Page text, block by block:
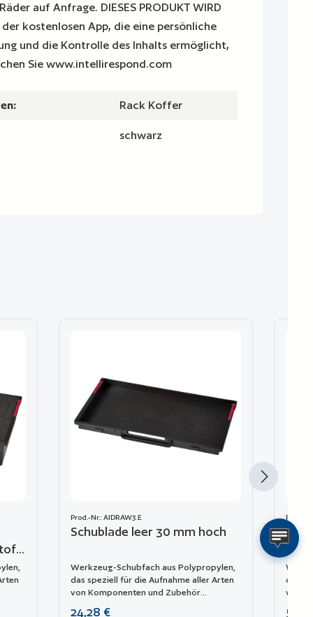
auf Anfrage. DIESES PRODUKT WIRD
der kostenlosen App, die eine persönliche
und die Kontrolle des Inhalts ermöglicht,
Sie www.intellirespond.com
Rack Koffer
schwarz
Prod.-Nr.: AIDRAW3.E
Schublade leer 30 mm hoch
Werkzeug-Schubfach aus Polypropylen,
das speziell für die Aufnahme aller Arten
von Komponenten und Zubehör
Regulärer Preis:
24,28 €
Prod.-
das
von